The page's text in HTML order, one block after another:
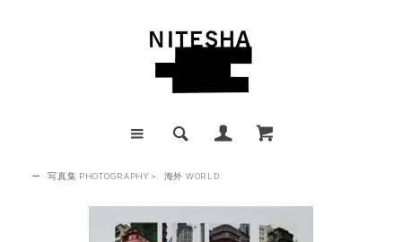
ー 写真集 PHOTOGRAPHY > 海外 WORLD